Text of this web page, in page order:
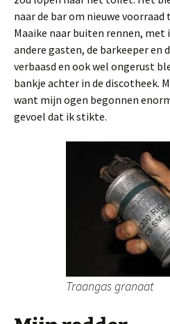
naar de bar om nieuwe voorraad
Maaike naar buiten rennen, met
andere gasten, de barkeeper en
verbaasd en ook wel ongerust
bankje achter in de discotheek.
want mijn ogen begonnen
gevoel dat ik stikte.
Traangas granaat